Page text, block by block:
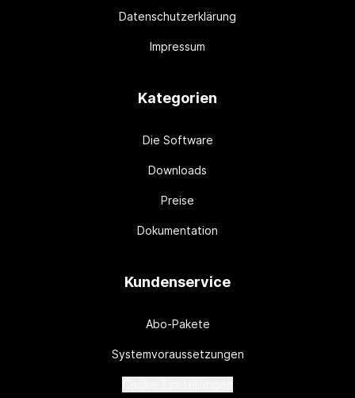
Datenschutzerklärung
Impressum
Kategorien
Die Software
Downloads
Preise
Dokumentation
Kundenservice
Abo-Pakete
Systemvoraussetzungen